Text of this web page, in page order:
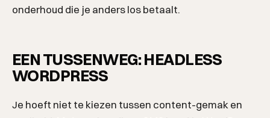
onderhoud die je anders los betaalt.
EEN TUSSENWEG: HEADLESS
WORDPRESS
Je hoeft niet te kiezen tussen content-gemak en